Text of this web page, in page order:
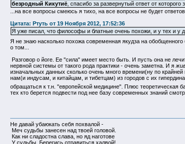
безродный Кикутиё, спасибо за развернутый ответ от которого
...на все вопросы смеюсь я тихо, на все вопросы не будет
Цитата: Ртуть от 19 Ноября 2012, 17:52:36
Я уже писал, что философы и блатные очень похожи, и у тех и у
Я не знаю насколько похожа современная якудза на обобщенного
о том...
Разговор о йоге. Ее "сила" имеет место быть. И пусть она не
нервной системы от такого рода практики - очень заметна. И я
изначальных данных сколько очень много времени(ну по
нам(и индусам, и китайцам, и тибетцам) из городов с их
обращаться к т.н. "европейской медицине". Плюс теоретическая
тех кто берется подвести под нее базу современных знаний
Не давай убаюкать себя похвалой -
Меч судьбы занесен над твоей головой.
Как ни сладостна слава, но яд наготове
У судьбы. Берегись отравиться халвой!